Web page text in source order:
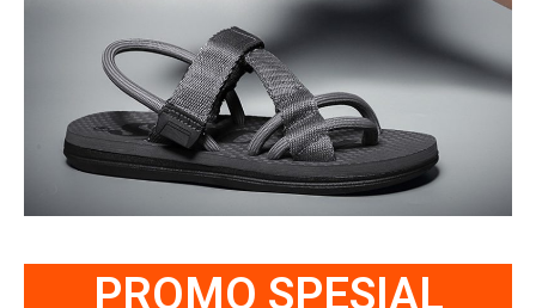
PROMO SPESIAL